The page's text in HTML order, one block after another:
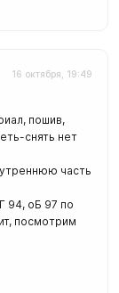
16 октября, 19:49
пошив,
снять нет
часть
94, оБ 97 по
посмотрим